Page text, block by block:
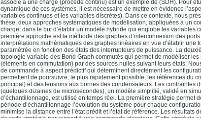
associé à une charge (procédé continu) est un exemple de (SDH). Pour
dynamique de ces systèmes, il est nécessaire de mettre en évidence
variables continues et les variables discrètes). Dans ce contexte, nous
thèse, deux approches systématiques de modélisation, appliquées à un
charge, dans le but d’établir un modèle hybride qui englobe les variables
première approche est la méthode des graphes d’interconnexion des
interprétations mathématiques des graphes linéaires en vue d’établir une
paramétrée en fonction des états des interrupteurs de puissance. La
topologie variable des Bond Graph commutés qui permet de modéliser
(éléments en commutation) par des sources nulles suivant leurs états.
de commande à aspect prédictif qui déterminent directement les
permettent de poursuivre, le plus rapidement possible, les références du
principal) et des tensions aux bornes des condensateurs. Les contraintes
(quelques dizaines de microsecondes), un modèle simplifié, validé en
d’échantillonnage, est utilisé en temps réel. La première stratégie permet
période d’échantillonnage l’évolution du système pour chaque
minimise la distance entre l’état prédit et l’état de référence. Les résultats